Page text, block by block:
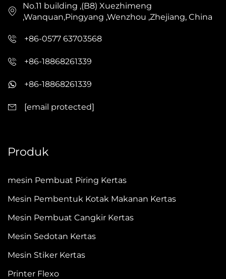
No.11 building ,(B8) Xuezhimeng
,Wanquan,Pingyang ,Wenzhou ,Zhejiang, China
+86-0577 63703568
+86-18868261339
+86-18868261339
[email protected]
Produk
mesin Pembuat Piring Kertas
Mesin Pembentuk Kotak Makanan Kertas
Mesin Pembuat Cangkir Kertas
Mesin Sedotan Kertas
Mesin Stiker Kertas
Printer Flexo